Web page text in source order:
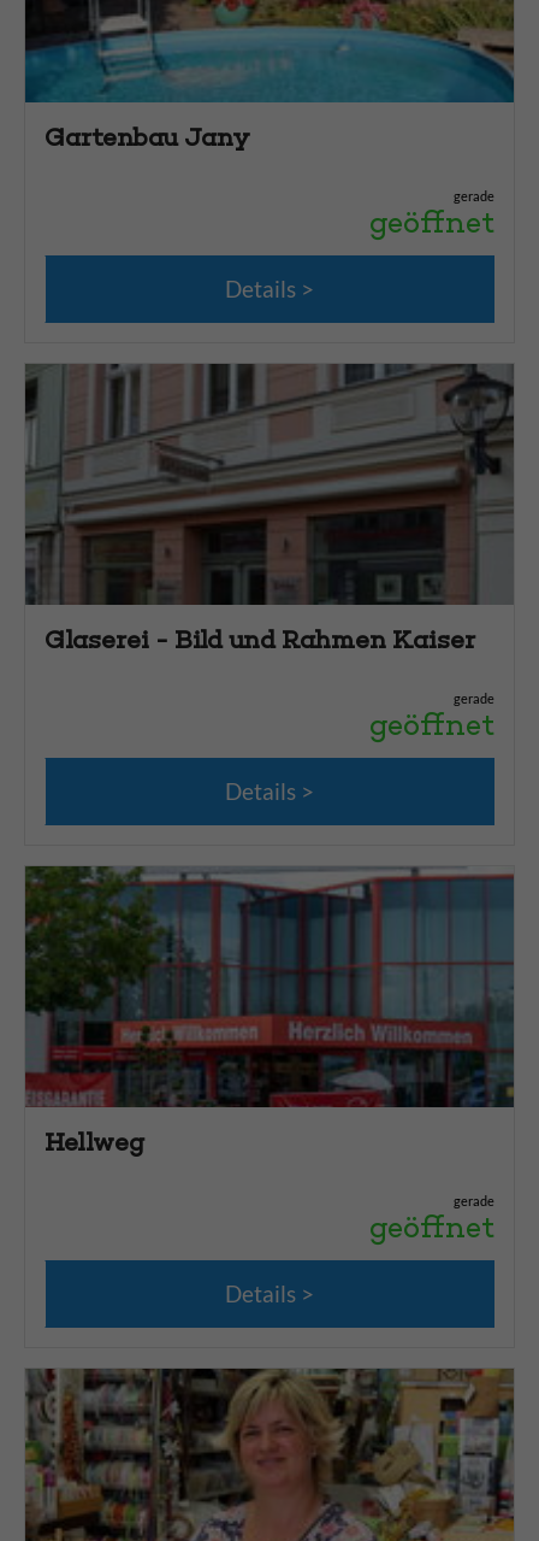
Gartenbau Jany
gerade
geöffnet
Details
Glaserei - Bild und Rahmen Kaiser
gerade
geöffnet
Details
Hellweg
gerade
geöffnet
Details